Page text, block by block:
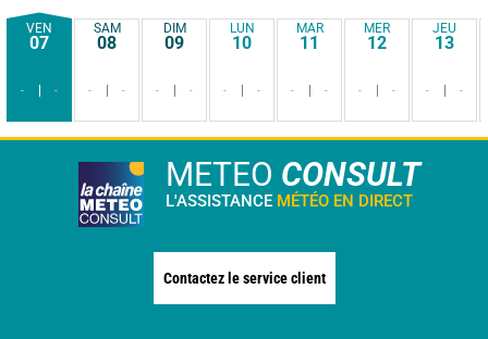
VEN
07
- -
SAM
08
- -
DIM
09
- -
LUN
10
- -
MAR
11
- -
MER
12
- -
JEU
13
- -
METEO CONSULT
L'ASSISTANCE MÉTÉO EN DIRECT
Contactez le service client